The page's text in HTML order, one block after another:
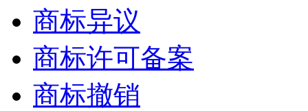
商标异议
商标许可备案
商标撤销